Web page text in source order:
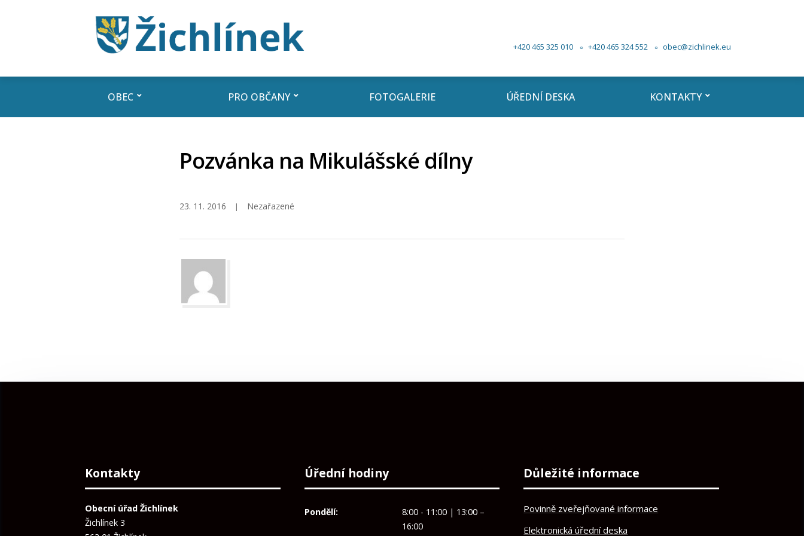
+420 465 325 010 +420 465 324 552 obec@zichlinek.eu
OBEC PRO OBČANY FOTOGALERIE ÚŘEDNÍ DESKA KONTAKTY
Pozvánka na Mikulášské dílny
23. 11. 2016 Nezařazené
Kontakty
Obecní úřad Žichlínek
Žichlínek 3
Úřední hodiny
Pondělí:
8:00 - 11:00 | 13:00 –
16:00
Důležité informace
Povinně zveřejňované informace
Elektronická úřední deska